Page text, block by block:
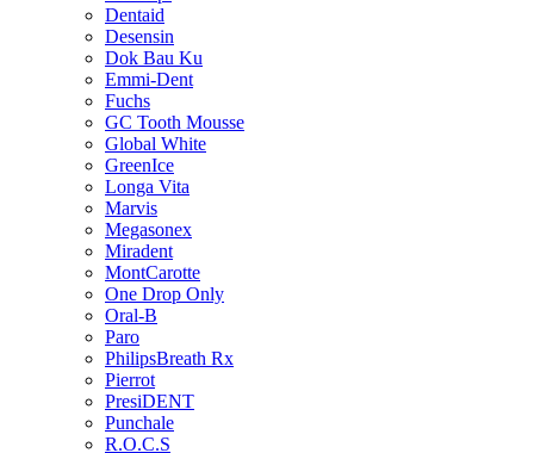
Dentaid
Desensin
Dok Bau Ku
Emmi-Dent
Fuchs
GC Tooth Mousse
Global White
GreenIce
Longa Vita
Marvis
Megasonex
Miradent
MontCarotte
One Drop Only
Oral-B
Paro
PhilipsBreath Rx
Pierrot
PresiDENT
Punchale
R.O.C.S